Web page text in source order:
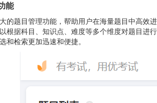
能
的题目管理功能，帮助用户在海量题目中高效进
根据科目、知识点、难度等多个维度对题目进行
和检索更加迅速和便捷。